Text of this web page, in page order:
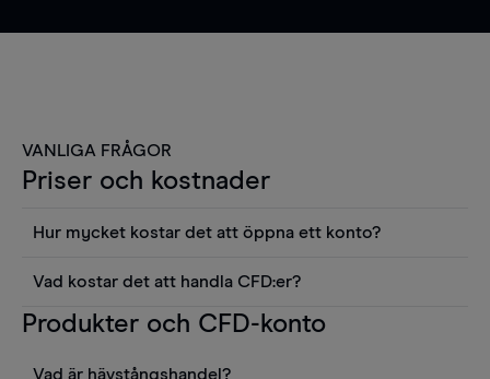
VANLIGA FRÅGOR
Priser och kostnader
Hur mycket kostar det att öppna ett konto?
använda sådana verktyg som diagram, Reuters
aktierapporter utan kostnad.
Vad kostar det att handla CFD:er?
Det är en rad kostnader att tänka på när man
innehavskostnader (för positioner som hålls öppna
Produkter och CFD-konto
Vad är hävstångshandel?